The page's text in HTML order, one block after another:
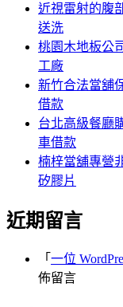
近視雷射的腹
送洗
桃園木地板公
工廠
新竹合法當舖
借款
台北高級餐廳
車借款
楠梓當舖專營
矽膠片
近期留言
「 一位
佈留言